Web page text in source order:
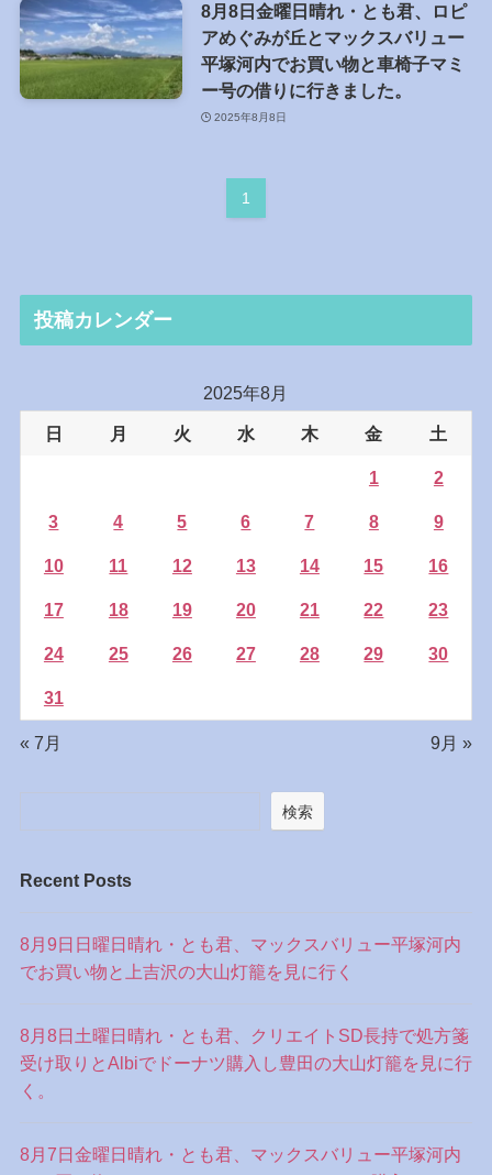
8月8日金曜日晴れ・とも君、ロピ
アめぐみが丘とマックスバリュー
平塚河内でお買い物と車椅子マミ
ー号の借りに行きました。
2025年8月8日
1
投稿カレンダー
2025年8月
日 月 火 水 木 金 土
1 2
3 4 5 6 7 8 9
10 11 12 13 14 15 16
17 18 19 20 21 22 23
24 25 26 27 28 29 30
31
« 7月 9月 »
検索
Recent Posts
8月9日日曜日晴れ・とも君、マックスバリュー平塚河内
でお買い物と上吉沢の大山灯籠を見に行く
8月8日土曜日晴れ・とも君、クリエイトSD長持で処方箋
受け取りとAlbiでドーナツ購入し豊田の大山灯籠を見に行
く。
8月7日金曜日晴れ・とも君、マックスバリュー平塚河内